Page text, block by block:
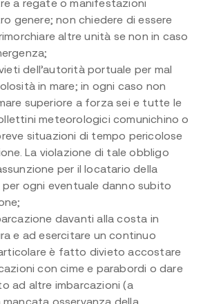
a regate o manifestazioni
genere; non chiedere di essere
altre unità se non in caso
dell’autorità portuale per mal
in mare; in ogni caso non
superiore a forza sei e tutte le
meteorologici comunichino o
situazioni di tempo pericolose
La violazione di tale obbligo
per il locatario della
ogni eventuale danno subito
davanti alla costa in
e ad esercitare un continuo
è fatto divieto accostare
con cime e parabordi o dare
ad altre imbarcazioni (a
osservanza della